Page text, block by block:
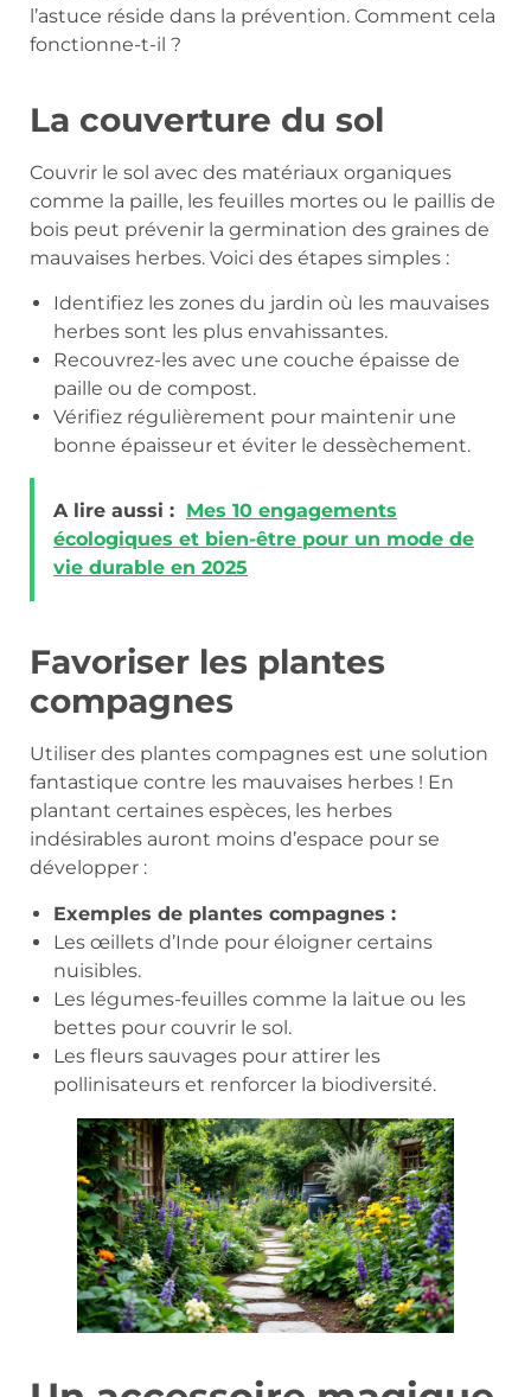
l’astuce réside dans la prévention. Comment cela
fonctionne-t-il ?
La couverture du sol
Couvrir le sol avec des matériaux organiques
comme la paille, les feuilles mortes ou le paillis de
bois peut prévenir la germination des graines de
mauvaises herbes. Voici des étapes simples :
Identifiez les zones du jardin où les mauvaises
herbes sont les plus envahissantes.
Recouvrez-les avec une couche épaisse de
paille ou de compost.
Vérifiez régulièrement pour maintenir une
bonne épaisseur et éviter le dessèchement.
A lire aussi : Mes 10 engagements
écologiques et bien-être pour un mode de
vie durable en 2025
Favoriser les plantes
compagnes
Utiliser des plantes compagnes est une solution
fantastique contre les mauvaises herbes ! En
plantant certaines espèces, les herbes
indésirables auront moins d’espace pour se
développer :
Exemples de plantes compagnes :
Les œillets d’Inde pour éloigner certains
nuisibles.
Les légumes-feuilles comme la laitue ou les
bettes pour couvrir le sol.
Les fleurs sauvages pour attirer les
pollinisateurs et renforcer la biodiversité.